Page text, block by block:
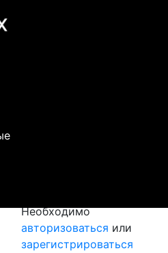
Необходимо
авторизоваться или
зарегистрироваться